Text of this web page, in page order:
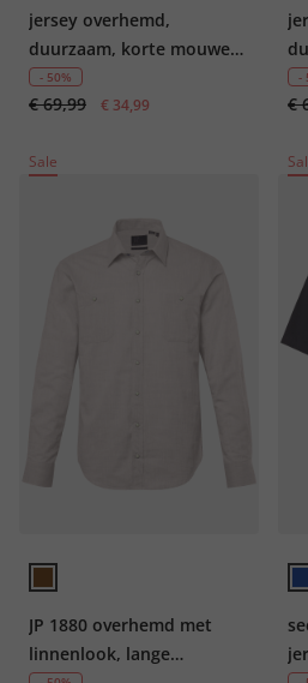
jersey overhemd,
duurzaam, korte mouwen,
Cuba-Fit, GOTS-
gecertificeerd biologisch
- 50%
€ 69,99 € 34,99
-
€
Sale
JP 1880 overhemd met
linnenlook, lange